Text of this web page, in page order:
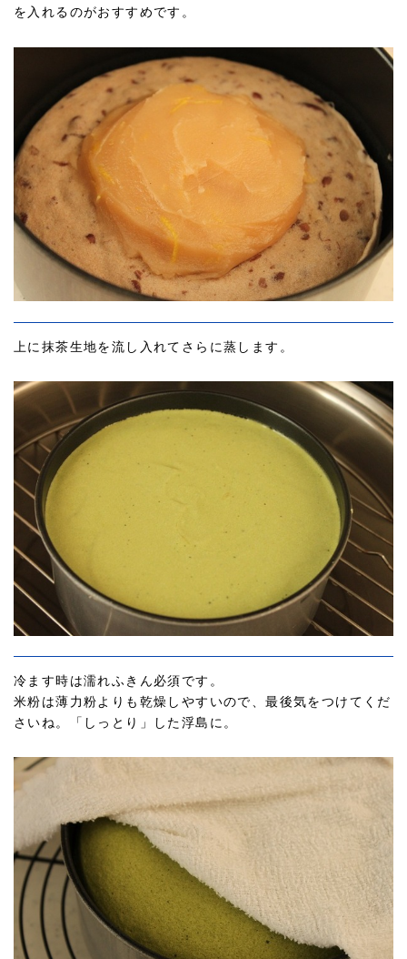
を入れるのがおすすめです。
上に抹茶生地を流し入れてさらに蒸します。
冷ます時は濡れふきん必須です。
米粉は薄力粉よりも乾燥しやすいので、最後気をつけてくだ
さいね。「しっとり」した浮島に。